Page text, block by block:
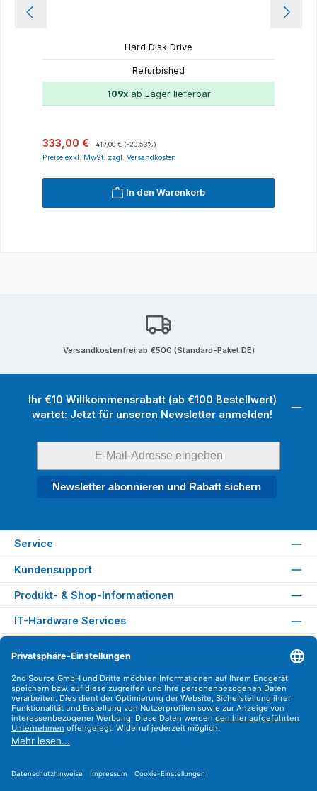
Hard Disk Drive
Refurbished
109xab Lager lieferbar
Verkaufspreis:
333,00 € 419,00 € (-20.53%)
Preise exkl. MwSt. zzgl. Versandkosten
In den Warenkorb
Versandkostenfrei ab €500 (Standard-Paket DE)
Ihr €10 Willkommensrabatt (ab €100 Bestellwert)
wartet: Jetzt für unseren Newsletter anmelden!
Newsletter abonnieren und Rabatt sichern
Service
Kundensupport
Produkt- & Shop-Informationen
IT-Hardware Services
Versandarten
Zahlungsarten
Sicher Einkaufen
Find us on